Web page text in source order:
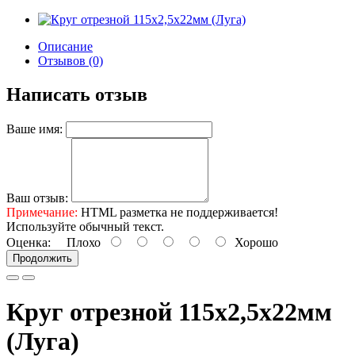
Описание
Отзывов (0)
Написать отзыв
Ваше имя:
Ваш отзыв:
Примечание: HTML разметка не поддерживается!
Используйте обычный текст.
Оценка: Плохо Хорошо
Продолжить
Круг отрезной 115х2,5х22мм
(Луга)